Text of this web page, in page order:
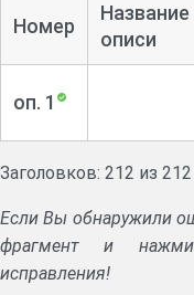
Номер
Название
описи
оп. 1
Заголовков: 212 из 212
Если Вы обнаружили
фрагмент и
исправления!